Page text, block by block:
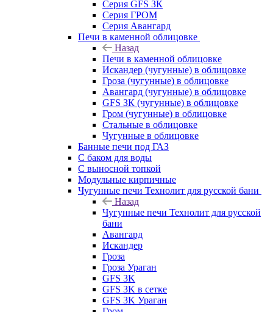
Серия GFS ЗК
Серия ГРОМ
Серия Авангард
Печи в каменной облицовке
Назад
Печи в каменной облицовке
Искандер (чугунные) в облицовке
Гроза (чугунные) в облицовке
Авангард (чугунные) в облицовке
GFS ЗК (чугунные) в облицовке
Гром (чугунные) в облицовке
Стальные в облицовке
Чугунные в облицовке
Банные печи под ГАЗ
С баком для воды
С выносной топкой
Модульные кирпичные
Чугунные печи Технолит для русской бани
Назад
Чугунные печи Технолит для русской
бани
Авангард
Искандер
Гроза
Гроза Ураган
GFS 3K
GFS 3K в сетке
GFS 3K Ураган